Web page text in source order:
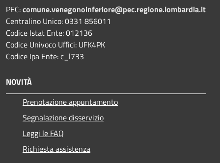
PEC:comune.venegonoinferiore@pec.regione.lombardia.it
Centralino Unico: 0331 856011
Codice Istat Ente: 012136
Codice Univoco Uffici: UFK4PK
Codice Ipa Ente: c_l733
NOVITÀ
Prenotazione appuntamento
Segnalazione disservizio
Leggi le FAQ
Richiesta assistenza